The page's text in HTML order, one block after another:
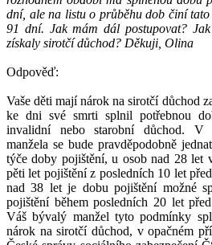
dní, ale na listu o průběhu dob činí
91 dní. Jak mám dál postupovat?
získaly sirotčí důchod? Děkuji, Olina
Odpověď:
Vaše děti mají nárok na sirotčí důchod
ke dni své smrti splnil potřebnou
invalidní nebo starobní důchod. V
manžela se bude pravděpodobně
týče doby pojištění, u osob nad 28 let
pěti let pojištění z posledních 10 let
nad 38 let je dobu pojištění možné
pojištění během posledních 20 let
Váš bývalý manžel tyto podmínky
nárok na sirotčí důchod, v opačném